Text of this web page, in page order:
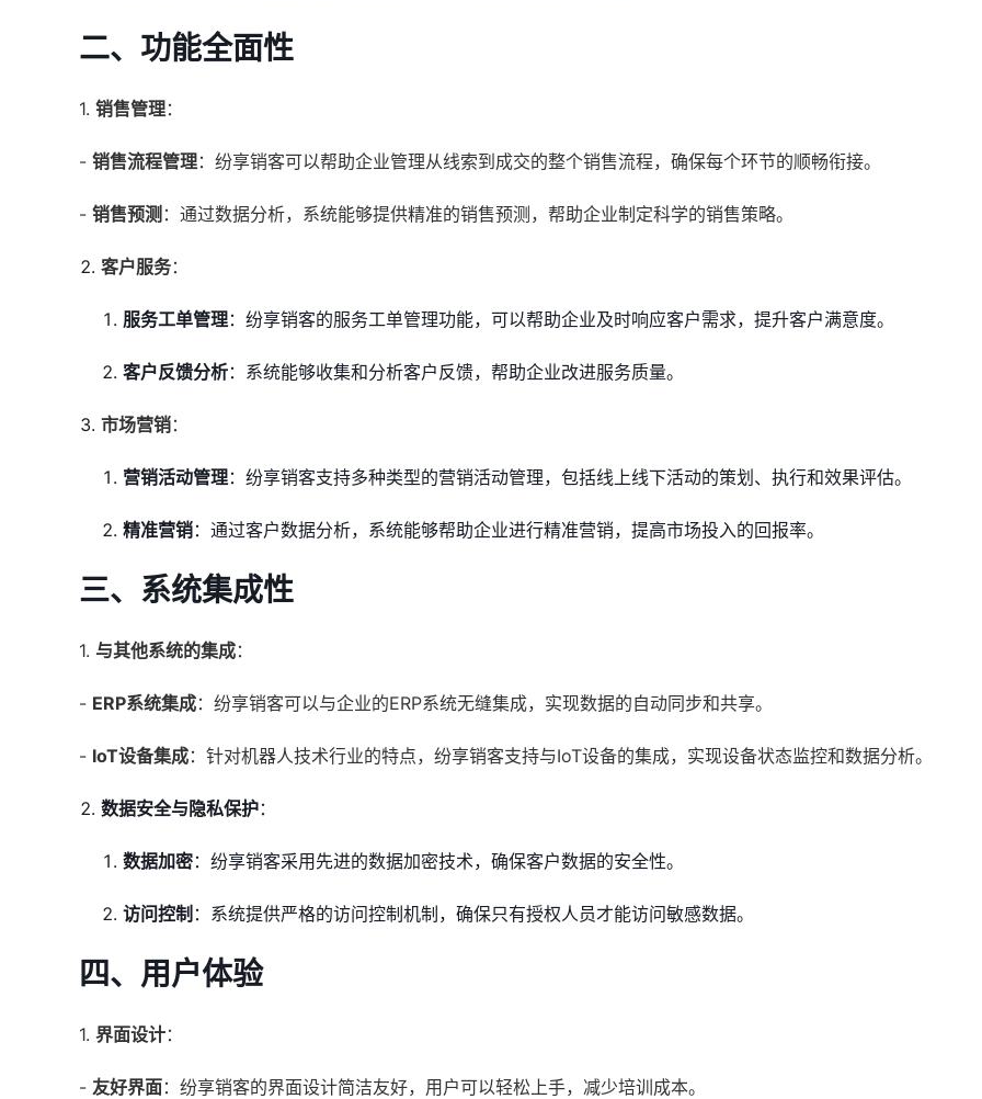
二、功能全面性
1. 销售管理：
- 销售流程管理：纷享销客可以帮助企业管理从线索到成交的整个销售流程，确保每个环节的顺畅衔接。
- 销售预测 ：通过数据分析，系统能够提供精准的销售预测，帮助企业制定科学的销售策略。
客户服务：
服务工单管理：纷享销客的服务工单管理功能，可以帮助企业及时响应客户需求，提升客户满意度。
客户反馈分析：系统能够收集和分析客户反馈，帮助企业改进服务质量。
市场营销：
营销活动管理：纷享销客支持多种类型的营销活动管理，包括线上线下活动的策划、执行和效果评估。
精准营销：通过客户数据分析，系统能够帮助企业进行精准营销，提高市场投入的回报率。
三、系统集成性
1. 与其他系统的集成：
- ERP系统集成：纷享销客可以与企业的ERP系统无缝集成，实现数据的自动同步和共享。
- IoT设备集成：针对机器人技术行业的特点，纷享销客支持与IoT设备的集成，实现设备状态监控和数据分析。
数据安全与隐私保护：
数据加密：纷享销客采用先进的数据加密技术，确保客户数据的安全性。
访问控制 ：系统提供严格的访问控制机制，确保只有授权人员才能访问敏感数据。
四、用户体验
1. 界面设计：
- 友好界面：纷享销客的界面设计简洁友好，用户可以轻松上手，减少培训成本。